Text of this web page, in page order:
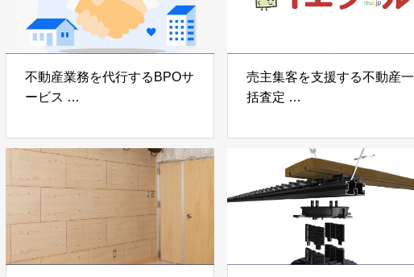
不動産業務を代行するBPOサ
ービス
らぶGROUP
売主集客を支援する不動産一
括査定
Speee